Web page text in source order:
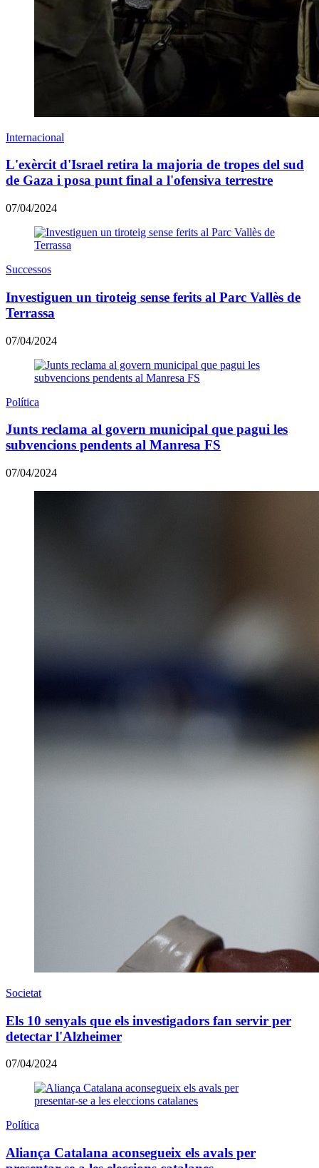
Internacional
L'exèrcit d'Israel retira la majoria de tropes del sud
de Gaza i posa punt final a l'ofensiva terrestre
07/04/2024
Successos
Investiguen un tiroteig sense ferits al Parc Vallès de
Terrassa
07/04/2024
Política
Junts reclama al govern municipal que pagui les
subvencions pendents al Manresa FS
07/04/2024
Societat
Els 10 senyals que els investigadors fan servir per
detectar l'Alzheimer
07/04/2024
Política
Aliança Catalana aconsegueix els avals per